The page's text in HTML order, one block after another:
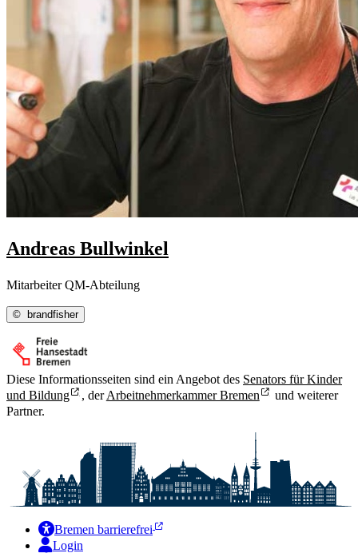
Andreas Bullwinkel
Mitarbeiter QM-Abteilung
© brandfisher
Diese Informationsseiten sind ein Angebot des Senators für Kinder
und Bildung
, derArbeitnehmerkammer Bremen
und weiterer
Partner.
Bremen barrierefrei
Login